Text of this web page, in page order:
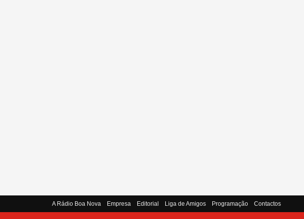
A Rádio Boa Nova Empresa Editorial Liga de Amigos Programação Contactos